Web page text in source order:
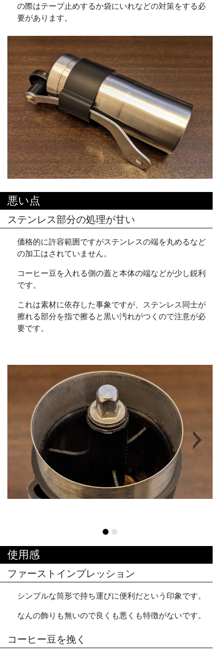
の際はテープ止めするか袋にいれなどの対策をする必
要があります。
悪い点
ステンレス部分の処理が甘い
価格的に許容範囲ですがステンレスの端を丸めるなど
の加工はされていません。
コーヒー豆を入れる側の蓋と本体の端などが少し鋭利
です。
これは素材に依存した事象ですが、ステンレス同士が
擦れる部分を指で擦ると黒い汚れがつくので注意が必
要です。
Next
使用感
ファーストインプレッション
シンプルな筒形で持ち運びに便利だという印象です。
なんの飾りも無いので良くも悪くも特徴がないです。
コーヒー豆を挽く